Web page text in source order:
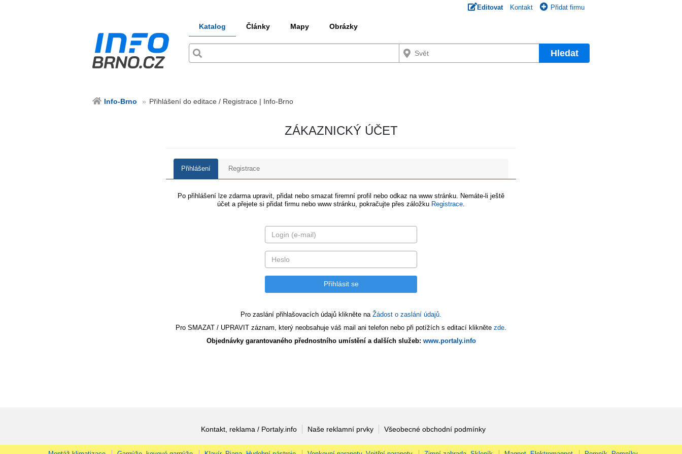
Editovat Kontakt Přidat firmu
Katalog Články Mapy Obrázky
Hledat
Info-Brno Přihlášení do editace / Registrace | Info-Brno
ZÁKAZNICKÝ ÚČET
Přihlášení Registrace
Po přihlášení lze zdarma upravit, přidat nebo smazat firemní profil nebo odkaz na www stránku. Nemáte-li ještě
účet a přejete si přidat firmu nebo www stránku, pokračujte přes záložku Registrace
Pro zaslání přihlašovacích údajů klikněte na Žádost o zaslání údajů.
Pro SMAZAT / UPRAVIT záznam, který neobsahuje váš mail ani telefon nebo při potížích s editací klikněte zde
Objednávky garantovaného přednostního umístění a dalších služeb: www.portaly.info
Kontakt, reklama / Portaly.info Naše reklamní prvky Všeobecné obchodní podmínky